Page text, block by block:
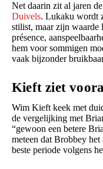
Net daarin zit al jaren
Duivels. Lukaku wordt
stilist, maar zijn waarde
présence,
hem voor sommigen
vaak bijzonder
Kieft ziet
Wim Kieft keek met
de vergelijking met
“gewoon een betere
meteen dat Brobbey
beste periode volgens